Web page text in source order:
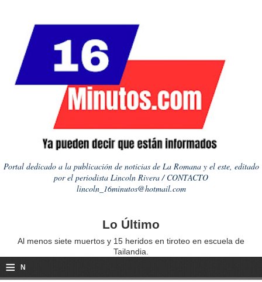
Portal dedicado a la publicación de noticias de La Romana y el este, editado
por el periodista Lincoln Rivera / CONTACTO
lincoln_16minutos@hotmail.com
Lo Último
Al menos siete muertos y 15 heridos en tiroteo en escuela de
Tailandia.
≡ N